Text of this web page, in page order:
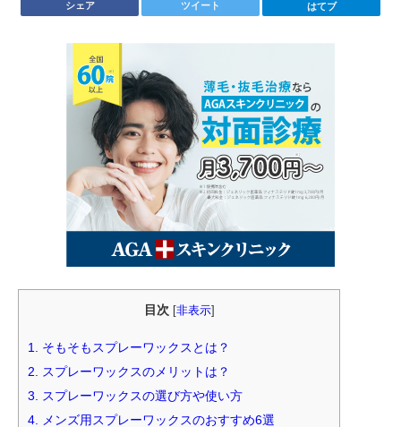
シェア ツイート はてブ
目次 非表示]
1. そもそもスプレーワックスとは？
2. スプレーワックスのメリットは？
3. スプレーワックスの選び方や使い方
4. メンズ用スプレーワックスのおすすめ6選